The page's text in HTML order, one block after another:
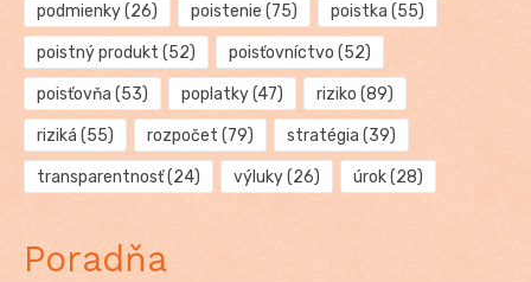
podmienky(26) poistenie (75) poistka (55)
poistný produkt (52) poisťovníctvo (52)
poisťovňa (53) poplatky(47) riziko (89)
riziká (55) rozpočet (79) stratégia (39)
transparentnosť(24) výluky(26) úrok(28)
Poradňa